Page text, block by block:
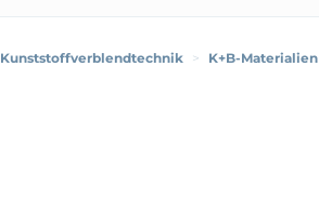
Kunststoffverblendtechnik > K+B-Materialien